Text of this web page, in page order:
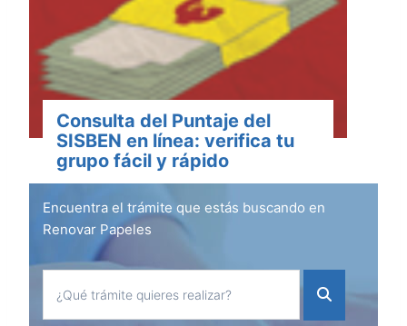
Consulta del Puntaje del
SISBEN en línea: verifica tu
grupo fácil y rápido
Encuentra el trámite que estás buscando en
Renovar Papeles